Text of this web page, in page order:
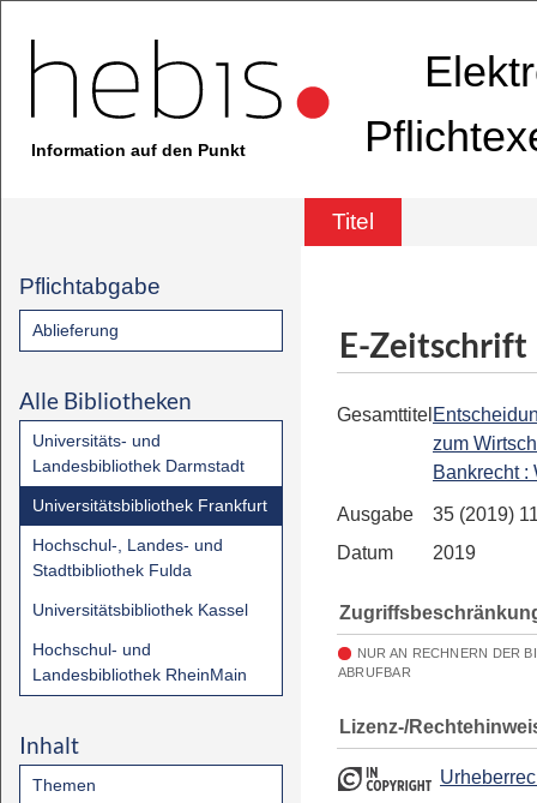
Information auf den Punkt
Titel
Pflichtabgabe
Ablieferung
Alle Bibliotheken
Universitäts- und
Landesbibliothek Darmstadt
Universitätsbibliothek Frankfurt
Hochschul-, Landes- und
Stadtbibliothek Fulda
Universitätsbibliothek Kassel
Hochschul- und
Landesbibliothek RheinMain
Inhalt
Themen
E-Zeitschrift
Gesamttitel
zum
Bankrecht :
Ausgabe
35 (2019)
Datum
2019
NUR AN RECHNERN DER
ABRUFBAR
Lizenz-/